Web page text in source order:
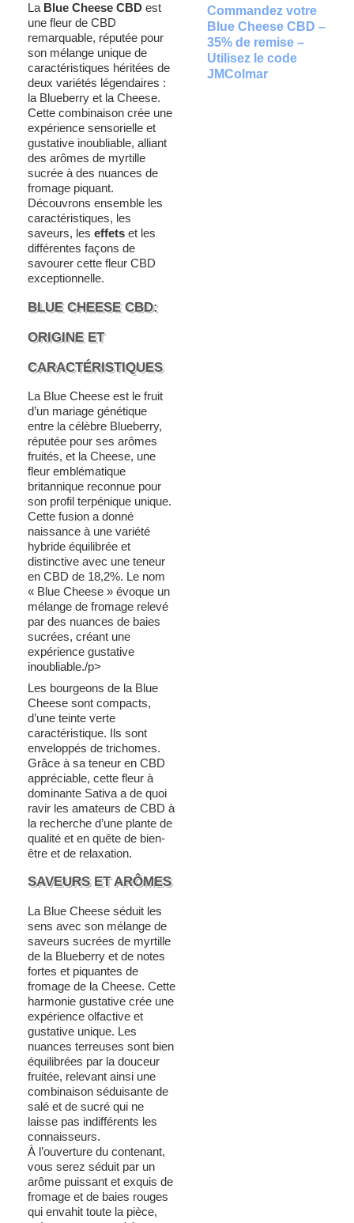
La Blue Cheese CBD est
une fleur de CBD
remarquable, réputée pour
son mélange unique de
caractéristiques héritées de
deux variétés légendaires :
la Blueberry et la Cheese.
Cette combinaison crée une
expérience sensorielle et
gustative inoubliable, alliant
des arômes de myrtille
sucrée à des nuances de
fromage piquant.
Découvrons ensemble les
caractéristiques, les
saveurs, les effets et les
différentes façons de
savourer cette fleur CBD
exceptionnelle.
BLUE CHEESE CBD:
ORIGINE ET
CARACTÉRISTIQUES
La Blue Cheese est le fruit
d’un mariage génétique
entre la célèbre Blueberry,
réputée pour ses arômes
fruités, et la Cheese, une
fleur emblématique
britannique reconnue pour
son profil terpénique unique.
Cette fusion a donné
naissance à une variété
hybride équilibrée et
distinctive avec une teneur
en CBD de 18,2%. Le nom
« Blue Cheese » évoque un
mélange de fromage relevé
par des nuances de baies
sucrées, créant une
expérience gustative
inoubliable./p>
Les bourgeons de la Blue
Cheese sont compacts,
d’une teinte verte
caractéristique. Ils sont
enveloppés de trichomes.
Grâce à sa teneur en CBD
appréciable, cette fleur à
dominante Sativa a de quoi
ravir les amateurs de CBD à
la recherche d’une plante de
qualité et en quête de bien-
être et de relaxation.
SAVEURS ET ARÔMES
La Blue Cheese séduit les
sens avec son mélange de
saveurs sucrées de myrtille
de la Blueberry et de notes
fortes et piquantes de
fromage de la Cheese. Cette
harmonie gustative crée une
expérience olfactive et
gustative unique. Les
nuances terreuses sont bien
équilibrées par la douceur
fruitée, relevant ainsi une
combinaison séduisante de
salé et de sucré qui ne
laisse pas indifférents les
connaisseurs.
À l’ouverture du contenant,
vous serez séduit par un
arôme puissant et exquis de
fromage et de baies rouges
qui envahit toute la pièce,
Commandez votre
Blue Cheese CBD –
35% de remise –
Utilisez le code
JMColmar